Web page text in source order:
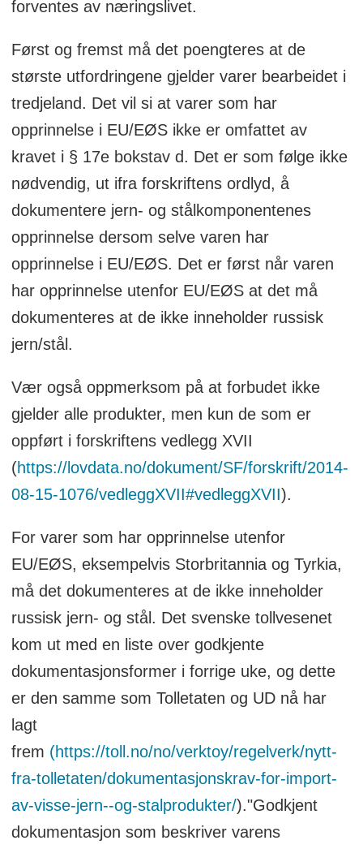
forventes av næringslivet.
Først og fremst må det poengteres at de
største utfordringene gjelder varer bearbeidet i
tredjeland. Det vil si at varer som har
opprinnelse i EU/EØS ikke er omfattet av
kravet i § 17e bokstav d. Det er som følge ikke
nødvendig, ut ifra forskriftens ordlyd, å
dokumentere jern- og stålkomponentenes
opprinnelse dersom selve varen har
opprinnelse i EU/EØS. Det er først når varen
har opprinnelse utenfor EU/EØS at det må
dokumenteres at de ikke inneholder russisk
jern/stål.
Vær også oppmerksom på at forbudet ikke
gjelder alle produkter, men kun de som er
oppført i forskriftens vedlegg XVII
(https://lovdata.no/dokument/SF/forskrift/2014-
08-15-1076/vedleggXVII#vedleggXVII).
For varer som har opprinnelse utenfor
EU/EØS, eksempelvis Storbritannia og Tyrkia,
må det dokumenteres at de ikke inneholder
russisk jern- og stål. Det svenske tollvesenet
kom ut med en liste over godkjente
dokumentasjonsformer i forrige uke, og dette
er den samme som Tolletaten og UD nå har
lagt
frem (https://toll.no/no/verktoy/regelverk/nytt-
fra-tolletaten/dokumentasjonskrav-for-import-
av-visse-jern--og-stalprodukter/)."Godkjent
dokumentasjon som beskriver varens